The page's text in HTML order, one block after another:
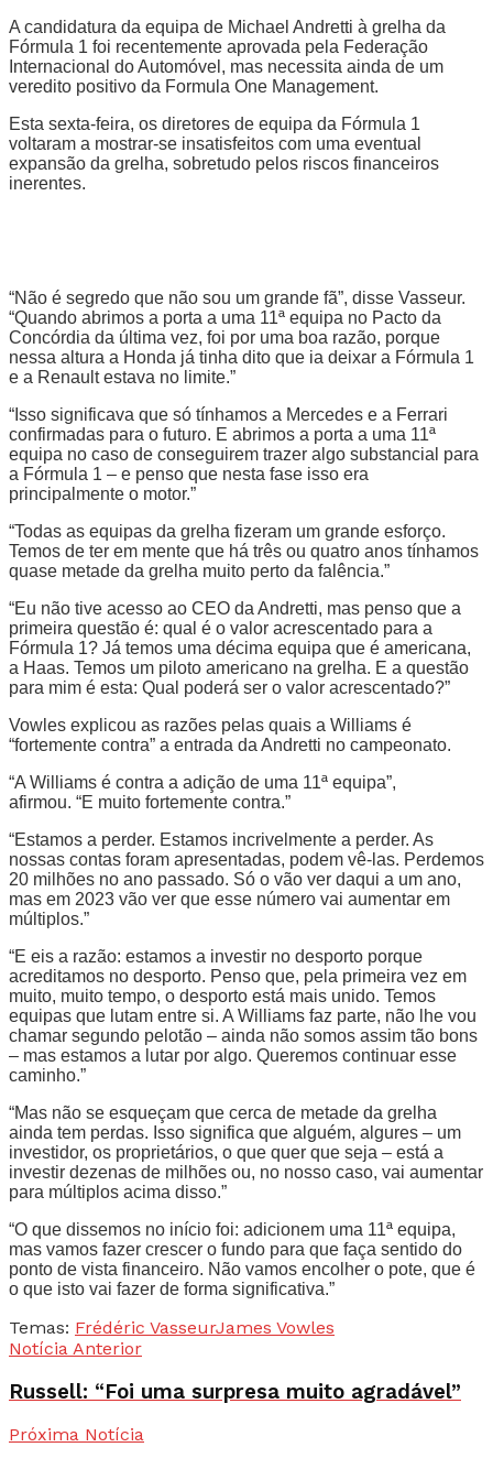
A candidatura da equipa de Michael Andretti à grelha da
Fórmula 1 foi recentemente aprovada pela Federação
Internacional do Automóvel, mas necessita ainda de um
veredito positivo da Formula One Management.
Esta sexta-feira, os diretores de equipa da Fórmula 1
voltaram a mostrar-se insatisfeitos com uma eventual
expansão da grelha, sobretudo pelos riscos financeiros
inerentes.
“Não é segredo que não sou um grande fã”, disse Vasseur.
“Quando abrimos a porta a uma 11ª equipa no Pacto da
Concórdia da última vez, foi por uma boa razão, porque
nessa altura a Honda já tinha dito que ia deixar a Fórmula 1
e a Renault estava no limite.”
“Isso significava que só tínhamos a Mercedes e a Ferrari
confirmadas para o futuro. E abrimos a porta a uma 11ª
equipa no caso de conseguirem trazer algo substancial para
a Fórmula 1 – e penso que nesta fase isso era
principalmente o motor.”
“Todas as equipas da grelha fizeram um grande esforço.
Temos de ter em mente que há três ou quatro anos tínhamos
quase metade da grelha muito perto da falência.”
“Eu não tive acesso ao CEO da Andretti, mas penso que a
primeira questão é: qual é o valor acrescentado para a
Fórmula 1? Já temos uma décima equipa que é americana,
a Haas. Temos um piloto americano na grelha. E a questão
para mim é esta: Qual poderá ser o valor acrescentado?”
Vowles explicou as razões pelas quais a Williams é
“fortemente contra” a entrada da Andretti no campeonato.
“A Williams é contra a adição de uma 11ª equipa”,
afirmou. “E muito fortemente contra.”
“Estamos a perder. Estamos incrivelmente a perder. As
nossas contas foram apresentadas, podem vê-las. Perdemos
20 milhões no ano passado. Só o vão ver daqui a um ano,
mas em 2023 vão ver que esse número vai aumentar em
múltiplos.”
“E eis a razão: estamos a investir no desporto porque
acreditamos no desporto. Penso que, pela primeira vez em
muito, muito tempo, o desporto está mais unido. Temos
equipas que lutam entre si. A Williams faz parte, não lhe vou
chamar segundo pelotão – ainda não somos assim tão bons
– mas estamos a lutar por algo. Queremos continuar esse
caminho.”
“Mas não se esqueçam que cerca de metade da grelha
ainda tem perdas. Isso significa que alguém, algures – um
investidor, os proprietários, o que quer que seja – está a
investir dezenas de milhões ou, no nosso caso, vai aumentar
para múltiplos acima disso.”
“O que dissemos no início foi: adicionem uma 11ª equipa,
mas vamos fazer crescer o fundo para que faça sentido do
ponto de vista financeiro. Não vamos encolher o pote, que é
o que isto vai fazer de forma significativa.”
Temas: Frédéric VasseurJames Vowles
Notícia Anterior
Russell: “Foi uma surpresa muito agradável”
Próxima Notícia